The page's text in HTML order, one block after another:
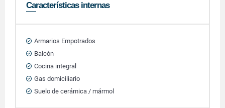
Características internas
Armarios Empotrados
Balcón
Cocina integral
Gas domiciliario
Suelo de cerámica / mármol